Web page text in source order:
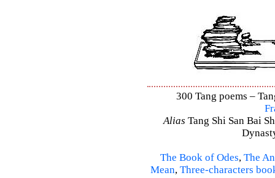
300 Tang poems –
Alias Tang Shi San Bai
The Book of Odes, The
Mean, Three-characters